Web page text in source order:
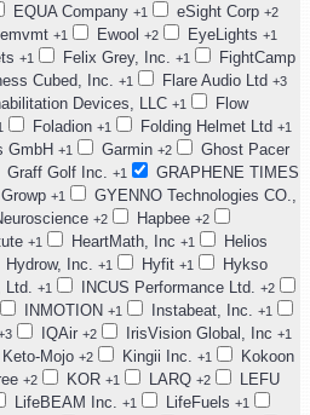
EQUA Company +1 eSight Corp +2
+1 Ewool +2 EyeLights +1
+1 Felix Grey, Inc. +1
FightCamp
Cubed, Inc. +1 Flare Audio Ltd +3
Devices, LLC +1
Flow
Foladion +1 Folding Helmet Ltd +1
GmbH +1 Garmin +2
Ghost Pacer
Graff Golf Inc. +1
GRAPHENE TIMES
Growp +1
GYENNO Technologies CO.,
+2 Hapbee +2
+1 HeartMath, Inc +1
Helios
Hydrow, Inc. +1 Hyfit +1
Hykso
Ltd. +1 INCUS Performance Ltd. +2
INMOTION +1 Instabeat, Inc. +1
IQAir +2 IrisVision Global, Inc +1
Keto-Mojo +2 Kingii Inc. +1
Kokoon
+2 KOR +1 LARQ +2
LEFU
LifeBEAM Inc. +1 LifeFuels +1